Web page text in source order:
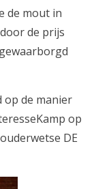
de mout in
de prijs
op de manier
op
DE